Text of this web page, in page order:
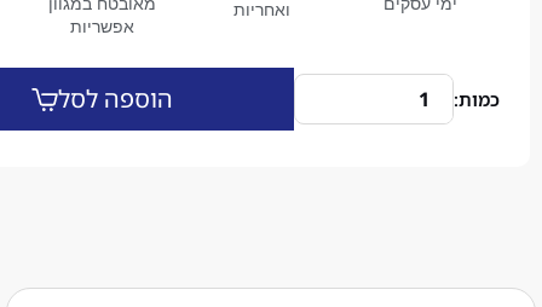
הוספה לסל